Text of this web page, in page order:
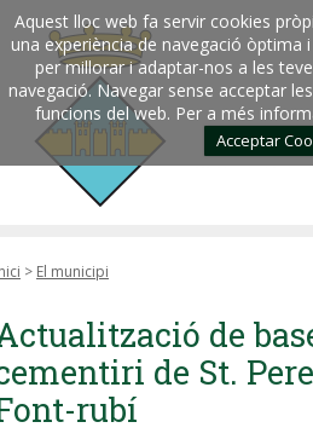
Aquest lloc web fa servir cookies
una experiència de navegació
per millorar i adaptar-nos a les
navegació. Navegar sense acceptar
funcions del web. Per a més
Acceptar
> El municipi
de
de St.
rubí